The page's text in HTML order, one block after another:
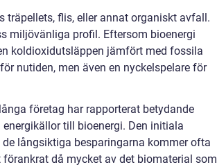
flis, eller annat organiskt avfall.
miljövänliga profil. Eftersom bioenergi
koldioxidutsläppen jämfört med fossila
nutiden, men även en nyckelspelare för
företag har rapporterat betydande
till bioenergi. Den initiala
långsiktiga besparingarna kommer ofta
då mycket av det biomaterial som